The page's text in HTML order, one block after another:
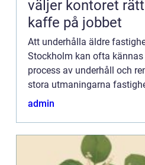
väljer kontoret
kaffe på jobbet
Att underhålla äldre
Stockholm kan ofta
process av underhåll och
stora utmaningarna
hur man p&ar...
admin